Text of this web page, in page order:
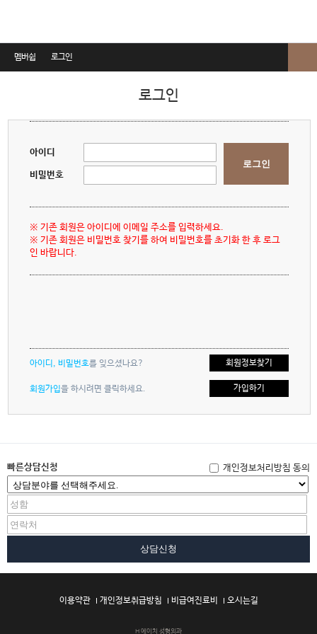
멤버쉽 로그인
회원정보찾기
비급여진료비안내
로그인
아이디
비밀번호
로그인
※ 기존 회원은 아이디에 이메일 주소를 입력하세요.
※ 기존 회원은 비밀번호 찾기를 하여 비밀번호를 초기화 한 후 로그
인 바랍니다.
아이디, 비밀번호를 잊으셨나요? 회원정보찾기
회원가입을 하시려면 클릭하세요. 가입하기
빠른상담신청 개인정보처리방침 동의
상담신청
이용약관 개인정보취급방침 비급여진료비 오시는길
H 에이치 성형외과